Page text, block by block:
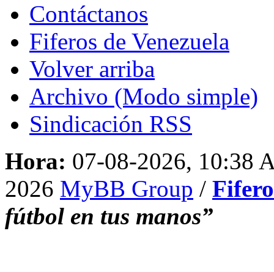
Contáctanos
Fiferos de Venezuela
Volver arriba
Archivo (Modo simple)
Sindicación RSS
Hora: 07-08-2026, 10:38
2026 MyBB Group /
fútbol en tus manos”